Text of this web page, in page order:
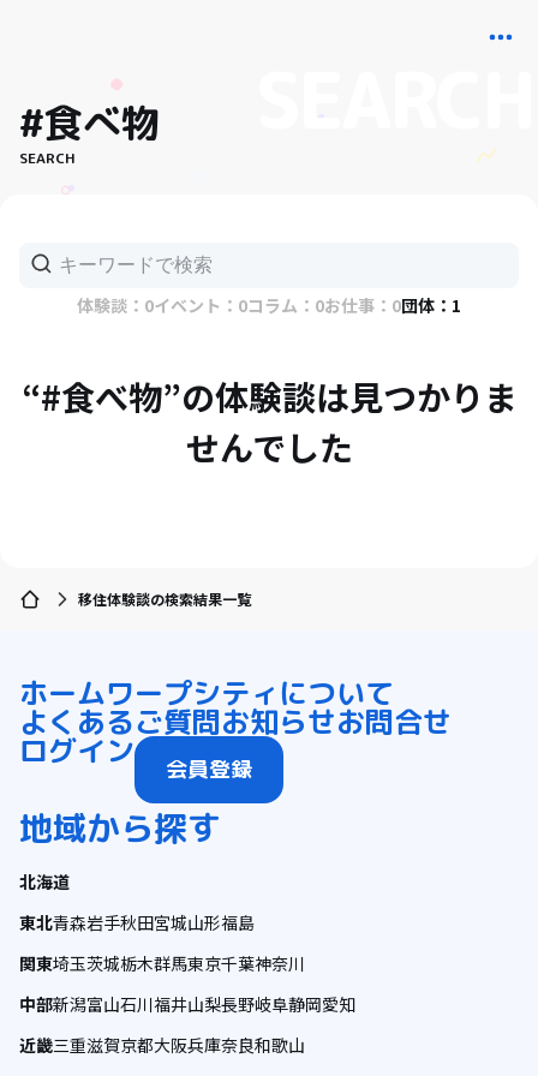
#食べ物
SEARCH
体験談：0イベント：0コラム：0お仕事：0団体：1
“#食べ物”の体験談は見つかりま
せんでした
移住体験談の検索結果一覧
ホームワープシティについて
よくあるご質問お知らせお問合せ
ログイン 会員登録
地域から探す
北海道
東北青森岩手秋田宮城山形福島
関東埼玉茨城栃木群馬東京千葉神奈川
中部新潟富山石川福井山梨長野岐阜静岡愛知
近畿三重滋賀京都大阪兵庫奈良和歌山